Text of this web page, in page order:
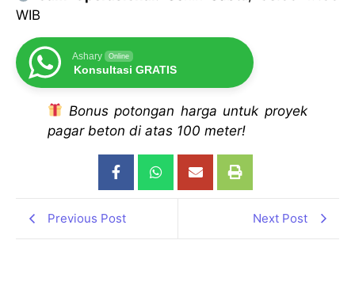
WIB
Ashary Online
Konsultasi GRATIS
Bonus potongan harga untuk proyek
pagar beton di atas 100 meter!
Previous Post Next Post